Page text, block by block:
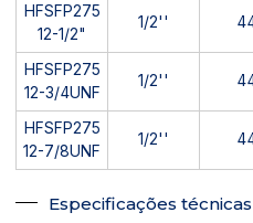
HFSFP275
12-1/2"
1/2''
HFSFP275
12-3/4UNF
1/2''
HFSFP275
12-7/8UNF
1/2''
Especificações técnicas